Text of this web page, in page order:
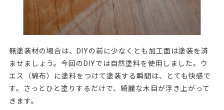
無塗装材の場合は、
DIYの前に少なくとも加工面は塗装を済
ませましょう。今回のDIYでは自然塗料を使用しました。ウ
エス（綿布）に塗料をつけて塗装する瞬間は、とても快感で
す。さっとひと塗りするだけで、綺麗な木目が浮き上がって
きます。